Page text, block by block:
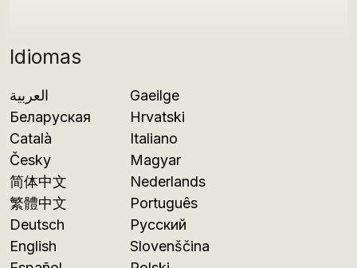
Idiomas
العربية
Беларуская
Català
Česky
简体中文
繁體中文
Deutsch
English
Gaeilge
Hrvatski
Italiano
Magyar
Nederlands
Português
Русский
Slovenščina